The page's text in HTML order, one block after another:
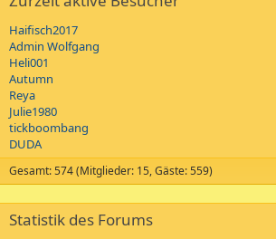
Haifisch2017
Admin Wolfgang
Heli001
Autumn
Reya
Julie1980
tickboombang
DUDA
Gesamt: 574 (Mitglieder: 15, Gäste: 559)
Statistik des Forums